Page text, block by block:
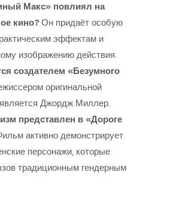
Макс» повлиял на
кино? Он придаёт особую
эффектам и
изображению действия.
создателем «Безумного
оригинальной
Джордж Миллер.
представлен в «Дороге
активно демонстрирует
персонажи, которые
традиционным гендерным